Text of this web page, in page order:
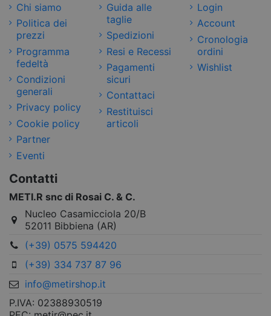
Chi siamo
Politica dei
prezzi
Programma
fedeltà
Condizioni
generali
Privacy policy
Cookie policy
Partner
Eventi
Guida alle
taglie
Spedizioni
Resi e Recessi
Pagamenti
sicuri
Contattaci
Restituisci
articoli
Login
Account
Cronologia
ordini
Wishlist
Contatti
METI.R snc di Rosai C. & C.
Nucleo Casamicciola 20/B
52011 Bibbiena (AR)
(+39) 0575 594420
(+39) 334 737 87 96
info@metirshop.it
P.IVA: 02388930519